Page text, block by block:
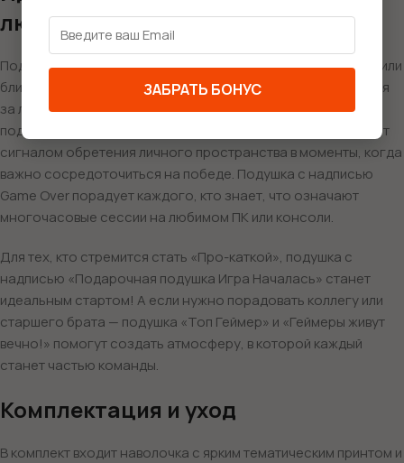
любого уровня
Подушка-геймер может стать лучшим подарком для друга или
близкого человека, который с энтузиазмом проводит время
за любимыми играми. Представьте, как приятно получить в
подарок подушку с надписью «Не беспокоить!» — это будет
сигналом обретения личного пространства в моменты, когда
важно сосредоточиться на победе. Подушка с надписью
Game Over порадует каждого, кто знает, что означают
многочасовые сессии на любимом ПК или консоли.
Для тех, кто стремится стать «Про-каткой», подушка с
надписью «Подарочная подушка Игра Началась» станет
идеальным стартом! А если нужно порадовать коллегу или
старшего брата — подушка «Топ Геймер» и «Геймеры живут
вечно!» помогут создать атмосферу, в которой каждый
станет частью команды.
Комплектация и уход
В комплект входит наволочка с ярким тематическим принтом и
ЗАБРАТЬ БОНУС